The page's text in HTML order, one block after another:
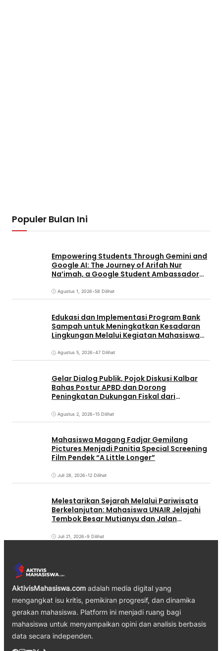
Populer Bulan Ini
Empowering Students Through Gemini and
Google AI: The Journey of Arifah Nur
Na’imah, a Google Student Ambassador
Pignatelli Triputra
Agustus 1, 2026•58 Dilihat
Edukasi dan Implementasi Program Bank
Sampah untuk Meningkatkan Kesadaran
Lingkungan Melalui Kegiatan Mahasiswa
Agustus 5, 2026•47 Dilihat
Gelar Dialog Publik, Pojok Diskusi Kalbar
Bahas Postur APBD dan Dorong
Peningkatan Dukungan Fiskal dari
Agustus 2, 2026•15 Dilihat
Mahasiswa Magang Fadjar Gemilang
Pictures Menjadi Panitia Special Screening
Film Pendek “A Little Longer”
Juli 28, 2026•12 Dilihat
Melestarikan Sejarah Melalui Pariwisata
Berkelanjutan: Mahasiswa UNAIR Jelajahi
Tembok Besar Mutianyu dan Jalan
Juli 21, 2026•9 Dilihat
AktivisMahasiswa.com adalah media digital yang
mengangkat isu kritis, pemikiran progresif, dan dinamika
gerakan mahasiswa. Platform ini menjadi ruang bagi
mahasiswa untuk menyampaikan opini dan analisis berbasis
data secara independen.